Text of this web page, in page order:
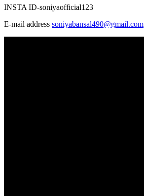
INSTA ID-soniyaofficial123
E-mail address soniyabansal490@gmail.com